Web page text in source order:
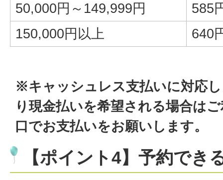
50,000円～149,999円
585
150,000円以上
640
※キャッシュレス支払いに対応
り現金払いを希望される場合は
口でお支払いをお願いします。
【ポイント4】予約でき